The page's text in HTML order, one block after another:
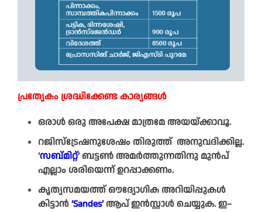
പ്രത്യേകം ശ്രദ്ധിക്കേണ്ട കാര്യങ്ങൾ
ഒരാൾ ഒരു അപേക്ഷ മാത്രമേ അയയ്ക്കാവൂ.
റജിസ്ട്രേഷനുശേഷം തിരുത്ത് അനുവദിക്കില്ല.
‘സബ്മിറ്റ്’ ബട്ടൺ അമർത്തുന്നതിനു മുൻപ്
എല്ലാം ശരിയെന്ന് ഉറപ്പാക്കണം.
കൃത്യസമയത്ത് ഔദ്യോഗിക അറിയിപ്പുകൾ
കിട്ടാൻ‘Sandes’ആപ് ഇൻസ്റ്റാൾ ചെയ്യുക. ഇ–